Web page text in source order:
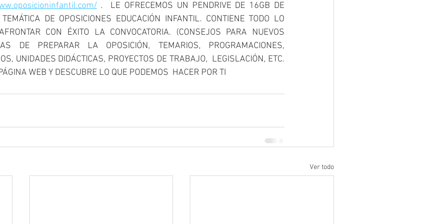
.  LE OFRECEMOS UN PENDRIVE DE 16GB DE
DE OPOSICIONES EDUCACIÓN INFANTIL. CONTIENE TODO LO
CON ÉXITO LA CONVOCATORIA. (CONSEJOS PARA NUEVOS
DE PREPARAR LA OPOSICIÓN, TEMARIOS, PROGRAMACIONES,
UNIDADES DIDÁCTICAS, PROYECTOS DE TRABAJO,  LEGISLACIÓN, ETC.
WEB Y DESCUBRE LO QUE PODEMOS  HACER POR TI
Ver todo